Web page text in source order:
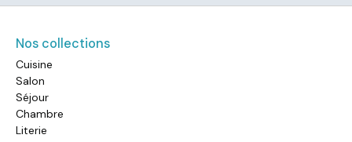
Nos collections
Cuisine
Salon
Séjour
Chambre
Literie